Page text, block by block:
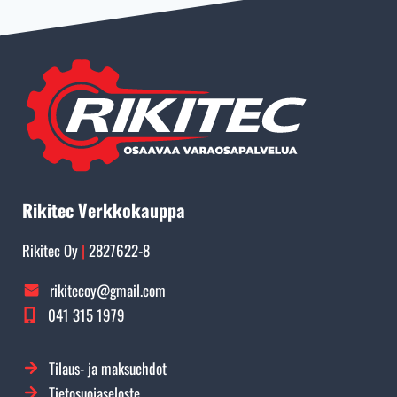
Rikitec Verkkokauppa
Rikitec Oy | 2827622-8
rikitecoy@gmail.com
041 315 1979
Tilaus- ja maksuehdot
Tietosuojaseloste